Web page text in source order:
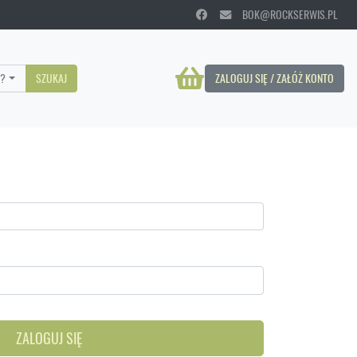
BOK@ROCKSERWIS.PL
ZALOGUJ SIĘ / ZAŁÓŻ KONTO
SZUKAJ
ZALOGUJ SIĘ